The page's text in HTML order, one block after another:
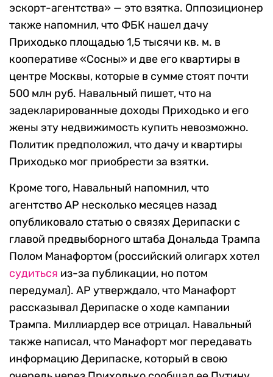
эскорт-агентства» — это взятка. Оппозиционер
также напомнил, что ФБК нашел дачу
Приходько площадью 1,5 тысячи кв. м. в
кооперативе «Сосны» и две его квартиры в
центре Москвы, которые в сумме стоят почти
500 млн руб. Навальный пишет, что на
задекларированные доходы Приходько и его
жены эту недвижимость купить невозможно.
Политик предположил, что дачу и квартиры
Приходько мог приобрести за взятки.
Кроме того, Навальный напомнил, что
агентство AP несколько месяцев назад
опубликовало статью о связях Дерипаски с
главой предвыборного штаба Дональда Трампа
Полом Манафортом (российский олигарх хотел
судиться из-за публикации, но потом
передумал). AP утверждало, что Манафорт
рассказывал Дерипаске о ходе кампании
Трампа. Миллиардер все отрицал. Навальный
также написал, что Манафорт мог передавать
информацию Дерипаске, который в свою